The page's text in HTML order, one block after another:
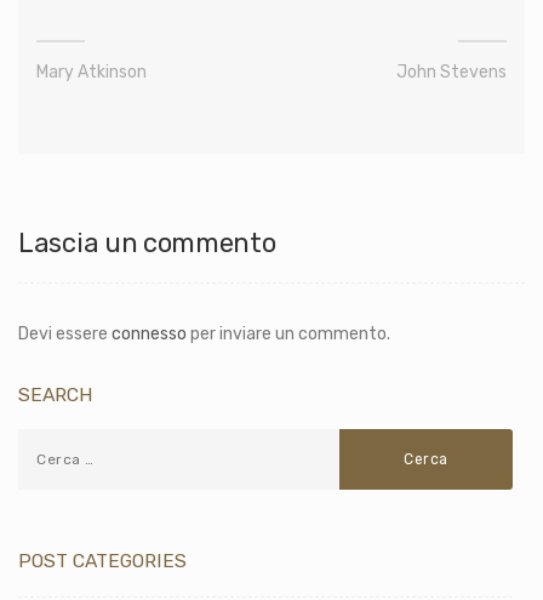
Mary Atkinson John Stevens
Lascia un commento
Devi essere connesso per inviare un commento.
SEARCH
POST CATEGORIES